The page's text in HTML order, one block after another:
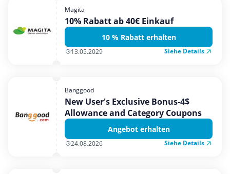
Magita
10% Rabatt ab 40€ Einkauf
10 % Rabatt erhalten
13.05.2029 Siehe Details
Banggood
New User's Exclusive Bonus-4$
Allowance and Category Coupons
Angebot erhalten
24.08.2026 Siehe Details